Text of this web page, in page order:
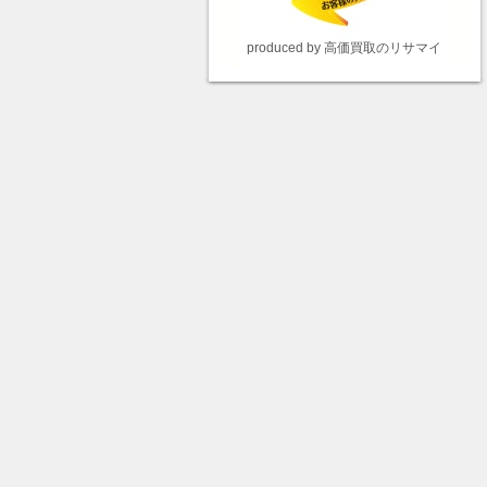
produced by 高価買取のリサマイ